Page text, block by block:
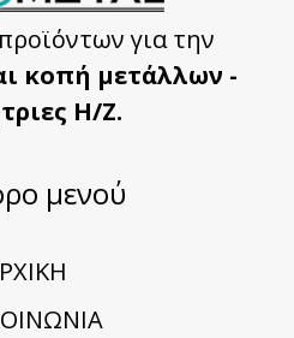
για την
κοπή μετάλλων -
Η/Ζ.
μενού